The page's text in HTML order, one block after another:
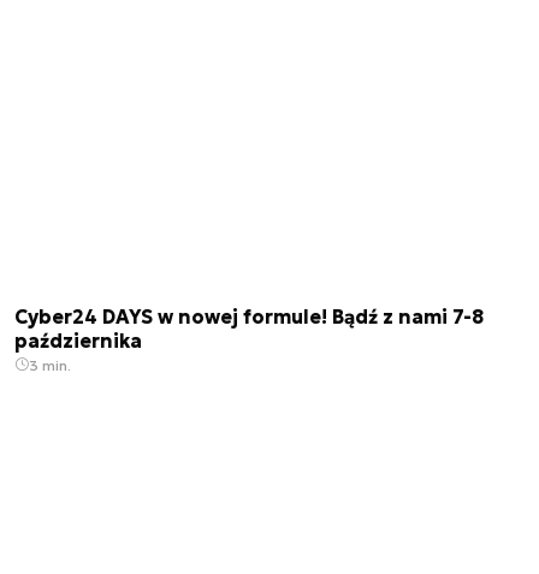
Cyber24 DAYS w nowej formule! Bądź z nami 7-8
października
3 min.